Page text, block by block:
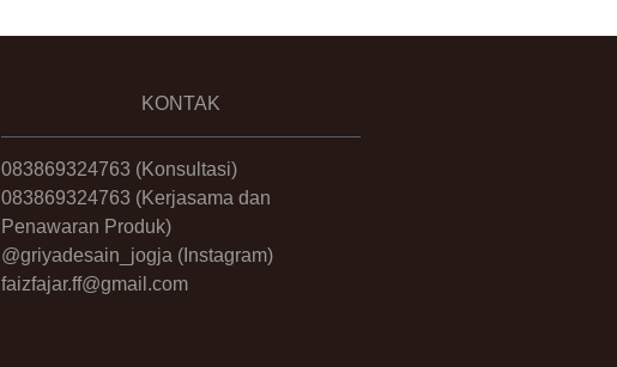
KONTAK
083869324763 (Konsultasi)
083869324763 (Kerjasama dan
Penawaran Produk)
@griyadesain_jogja (Instagram)
faizfajar.ff@gmail.com